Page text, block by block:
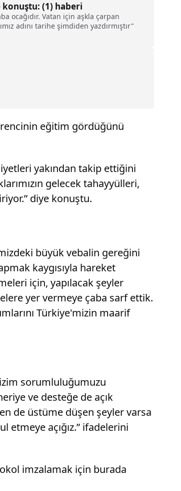
konuştu: (1) haberi
ocağıdır. Vatan için aşkla çarpan
adını tarihe şimdiden yazdırmıştır"
eğitim gördüğünü
yakından takip ettiğini
gelecek tahayyülleri,
diye konuştu.
büyük vebalin gereğini
kaygısıyla hareket
için, yapılacak şeyler
yer vermeye çaba sarf ettik.
Türkiye'mizin maarif
sorumluluğumuzu
ve desteğe de açık
de üstüme düşen şeyler varsa
etmeye açığız.” ifadelerini
imzalamak için burada